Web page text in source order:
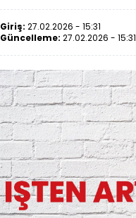
Giriş: 27.02.2026 - 15:31
Güncelleme: 27.02.2026 - 15:31